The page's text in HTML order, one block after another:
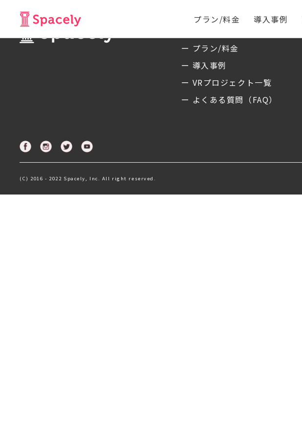
プラン/料金 導入事例
サービス
ー プラン/料金
ー 導入事例
ー VRプロジェクト一覧
ー よくある質問（FAQ）
(C) 2016 - 2022 Spacely, Inc. All right reserved.